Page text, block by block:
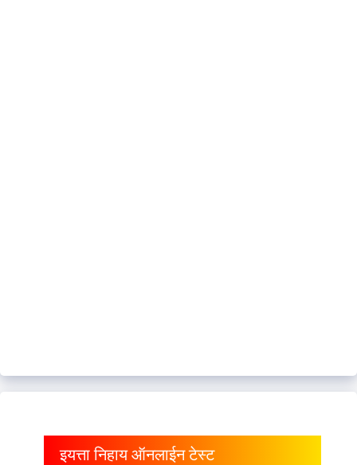
इयत्ता निहाय ऑनलाईन टेस्ट